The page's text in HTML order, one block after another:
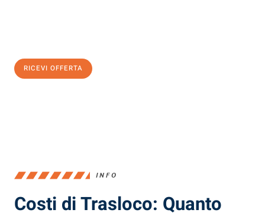
RICEVI OFFERTA
INFO
Costi di Trasloco: Quanto